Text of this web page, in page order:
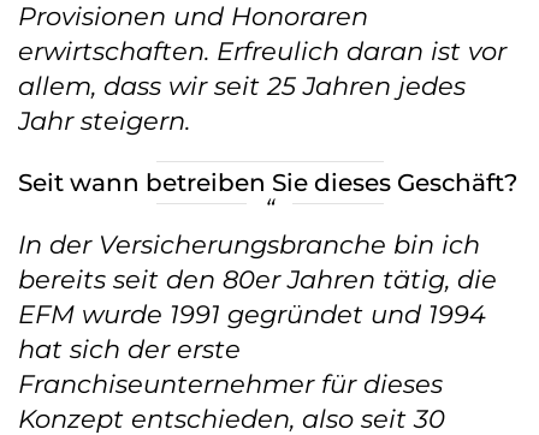
Provisionen und Honoraren
erwirtschaften. Erfreulich daran ist vor
allem, dass wir seit 25 Jahren jedes
Jahr steigern.
Seit wann betreiben Sie dieses Geschäft?
In der Versicherungsbranche bin ich
bereits seit den 80er Jahren tätig, die
EFM wurde 1991 gegründet und 1994
hat sich der erste
Franchiseunternehmer für dieses
Konzept entschieden, also seit 30